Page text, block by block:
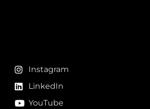
Instagram
LinkedIn
YouTube